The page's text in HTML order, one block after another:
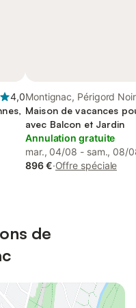
4,0Montignac, Périgord Noir
Maison de vacances
avec Balcon et Jardin
Annulation gratuite
mar., 04/08 - sam., 08/
896 €·Offre spéciale
de